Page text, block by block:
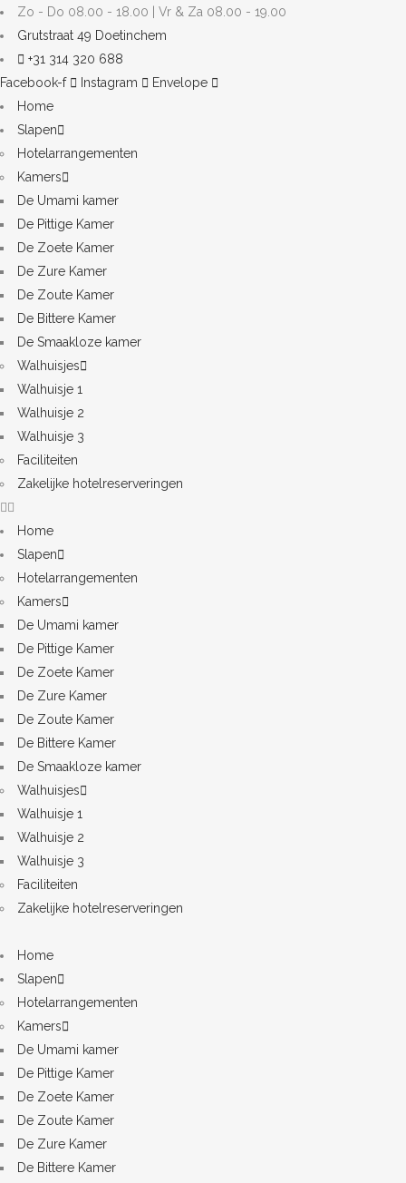
Zo - Do 08.00 - 18.00 | Vr & Za 08.00 - 19.00
Grutstraat 49 Doetinchem
+31 314 320 688
Facebook-f
Instagram
Envelope
Home
Slapen
Hotelarrangementen
Kamers
De Umami kamer
De Pittige Kamer
De Zoete Kamer
De Zure Kamer
De Zoute Kamer
De Bittere Kamer
De Smaakloze kamer
Walhuisjes
Walhuisje 1
Walhuisje 2
Walhuisje 3
Faciliteiten
Zakelijke hotelreserveringen
Home
Slapen
Hotelarrangementen
Kamers
De Umami kamer
De Pittige Kamer
De Zoete Kamer
De Zure Kamer
De Zoute Kamer
De Bittere Kamer
De Smaakloze kamer
Walhuisjes
Walhuisje 1
Walhuisje 2
Walhuisje 3
Faciliteiten
Zakelijke hotelreserveringen
Home
Slapen
Hotelarrangementen
Kamers
De Umami kamer
De Pittige Kamer
De Zoete Kamer
De Zoute Kamer
De Zure Kamer
De Bittere Kamer